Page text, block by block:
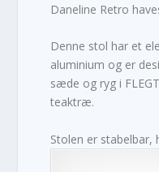
Daneline Retro
Denne stol har et
aluminium og er
sæde og ryg i
teaktræ.
Stolen er stabelbar,